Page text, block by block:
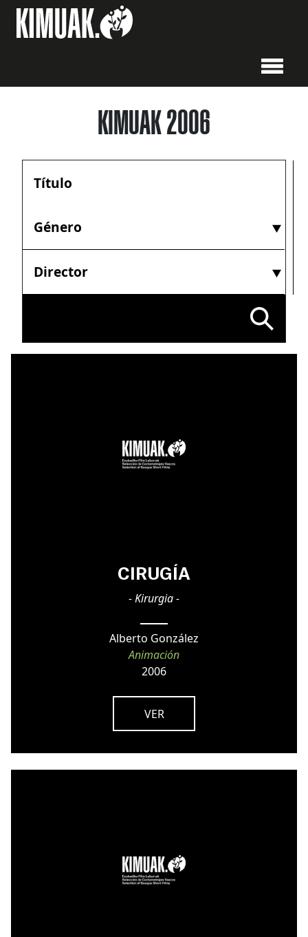
KIMUAK 2006
Género
Director
CIRUGÍA
- Kirurgia -
Alberto González
Animación
2006
VER